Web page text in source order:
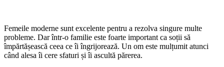
Femeile moderne sunt excelente pentru a rezolva singure multe
probleme. Dar într-o familie este foarte important ca soții să
împărtășească ceea ce îi îngrijorează. Un om este mulțumit atunci
când alesa îi cere sfaturi și îi ascultă părerea.